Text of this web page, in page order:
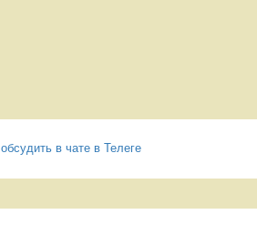
обсудить в чате в Телеге